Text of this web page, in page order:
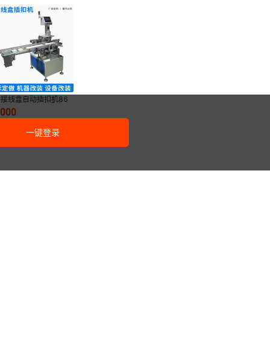
线盒自动插扣机86
底盒暗盒铁扣装配机包
自动
一键登录